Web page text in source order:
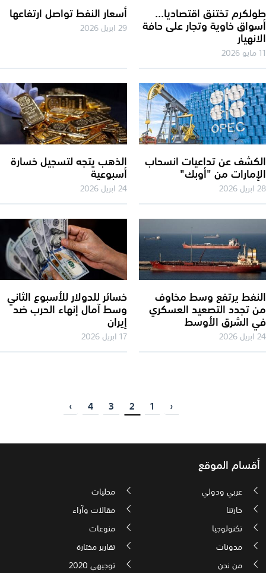
تختنق اقتصاديا...
خاوية وتجار على حافة
أسعار النفط تواصل ارتفاعها
29 ابريل 2026
عن تداعيات انسحاب
من "أوبك"
الذهب يتجه لتسجيل خسارة
أسبوعية
24 ابريل 2026
يرتفع وسط مخاوف
تجدد التصعيد العسكري
الشرق الأوسط
خسائر للدولار للأسبوع الثاني
وسط آمال إنهاء الحرب ضد
إيران
17 ابريل 2026
أقسام الموقع
عربي ودولي
محليات
حارتنا
مقالات وآراء
تكنولوجيا
منوعات
مدونات
تقارير مختارة
من نحن
توجيهي 2020